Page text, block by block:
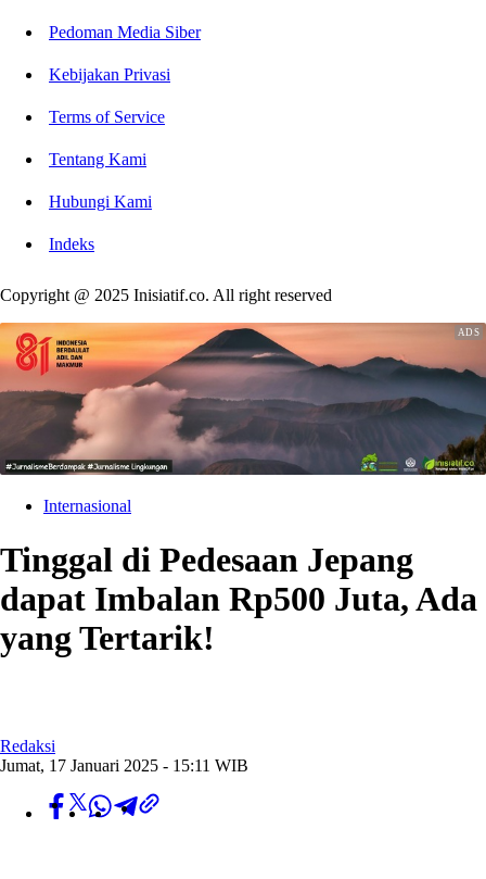
Pedoman Media Siber
Kebijakan Privasi
Terms of Service
Tentang Kami
Hubungi Kami
Indeks
Copyright @ 2025 Inisiatif.co. All right reserved
Internasional
Tinggal di Pedesaan Jepang
dapat Imbalan Rp500 Juta, Ada
yang Tertarik!
Redaksi
Jumat, 17 Januari 2025 - 15:11 WIB